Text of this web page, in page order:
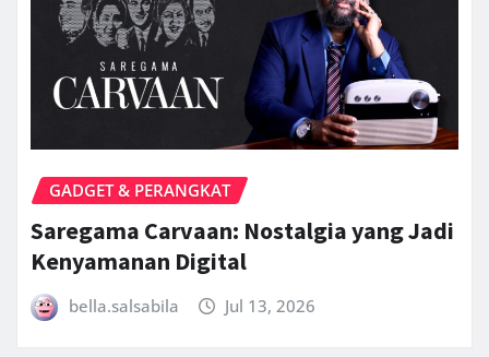
GADGET & PERANGKAT
Saregama Carvaan: Nostalgia yang Jadi
Kenyamanan Digital
bella.salsabila Jul 13, 2026